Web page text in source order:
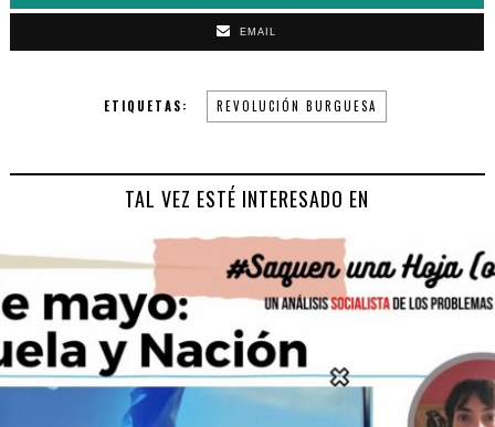
EMAIL
ETIQUETAS: REVOLUCIÓN BURGUESA
TAL VEZ ESTÉ INTERESADO EN